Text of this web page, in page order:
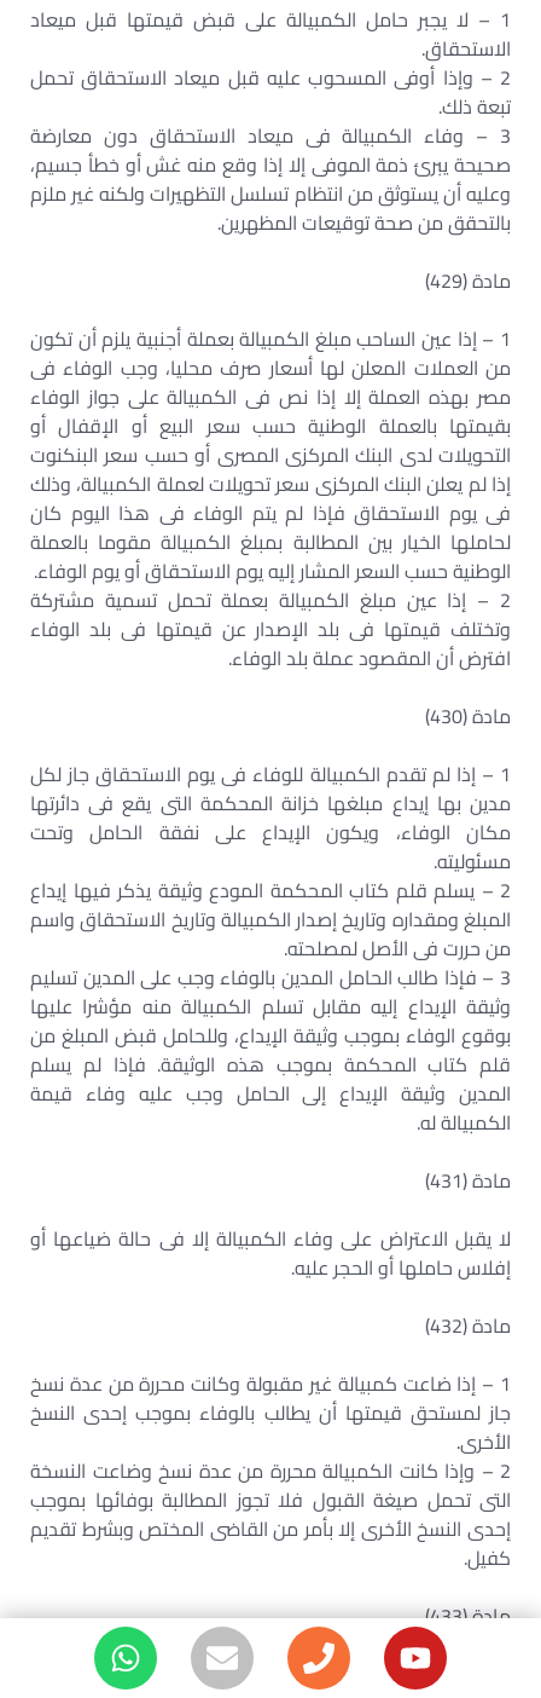
1 – لا يجبر حامل الكمبيالة على قبض قيمتها قبل ميعاد
الاستحقاق.
2 – وإذا أوفى المسحوب عليه قبل ميعاد الاستحقاق تحمل
تبعة ذلك.
3 – وفاء الكمبيالة فى ميعاد الاستحقاق دون معارضة
صحيحة يبرئ ذمة الموفى إلا إذا وقع منه غش أو خطأ جسيم،
وعليه أن يستوثق من انتظام تسلسل التظهيرات ولكنه غير ملزم
بالتحقق من صحة توقيعات المظهرين.
مادة (429)
1 – إذا عين الساحب مبلغ الكمبيالة بعملة أجنبية يلزم أن تكون
من العملات المعلن لها أسعار صرف محليا، وجب الوفاء فى
مصر بهذه العملة إلا إذا نص فى الكمبيالة على جواز الوفاء
بقيمتها بالعملة الوطنية حسب سعر البيع أو الإقفال أو
التحويلات لدى البنك المركزى المصرى أو حسب سعر البنكنوت
إذا لم يعلن البنك المركزى سعر تحويلات لعملة الكمبيالة، وذلك
فى يوم الاستحقاق فإذا لم يتم الوفاء فى هذا اليوم كان
لحاملها الخيار بين المطالبة بمبلغ الكمبيالة مقوما بالعملة
الوطنية حسب السعر المشار إليه يوم الاستحقاق أو يوم الوفاء.
2 – إذا عين مبلغ الكمبيالة بعملة تحمل تسمية مشتركة
وتختلف قيمتها فى بلد الإصدار عن قيمتها فى بلد الوفاء
افترض أن المقصود عملة بلد الوفاء.
مادة (430)
1 – إذا لم تقدم الكمبيالة للوفاء فى يوم الاستحقاق جاز لكل
مدين بها إيداع مبلغها خزانة المحكمة التى يقع فى دائرتها
مكان الوفاء، ويكون الإيداع على نفقة الحامل وتحت
مسئوليته.
2 – يسلم قلم كتاب المحكمة المودع وثيقة يذكر فيها إيداع
المبلغ ومقداره وتاريخ إصدار الكمبيالة وتاريخ الاستحقاق واسم
من حررت فى الأصل لمصلحته.
3 – فإذا طالب الحامل المدين بالوفاء وجب على المدين تسليم
وثيقة الإيداع إليه مقابل تسلم الكمبيالة منه مؤشرا عليها
بوقوع الوفاء بموجب وثيقة الإيداع، وللحامل قبض المبلغ من
قلم كتاب المحكمة بموجب هذه الوثيقة. فإذا لم يسلم
المدين وثيقة الإيداع إلى الحامل وجب عليه وفاء قيمة
الكمبيالة له.
مادة (431)
لا يقبل الاعتراض على وفاء الكمبيالة إلا فى حالة ضياعها أو
إفلاس حاملها أو الحجر عليه.
مادة (432)
1 – إذا ضاعت كمبيالة غير مقبولة وكانت محررة من عدة نسخ
جاز لمستحق قيمتها أن يطالب بالوفاء بموجب إحدى النسخ
الأخرى.
2 – وإذا كانت الكمبيالة محررة من عدة نسخ وضاعت النسخة
التى تحمل صيغة القبول فلا تجوز المطالبة بوفائها بموجب
إحدى النسخ الأخرى إلا بأمر من القاضى المختص وبشرط تقديم
كفيل.
مادة (433)
يجوز لمن ضاعت منه كمبيالة – مقبولة أو غير مقبولة – ولم